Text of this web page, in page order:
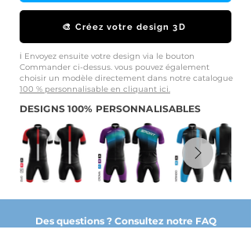
🎨 Créez votre design 3D
ℹ️ Envoyez ensuite votre design via le bouton
Commander ci-dessus. vous pouvez également
choisir un modèle directement dans notre catalogue
100 % personnalisable en cliquant ici.
DESIGNS 100% PERSONNALISABLES
Des questions ? Consultez notre FAQ